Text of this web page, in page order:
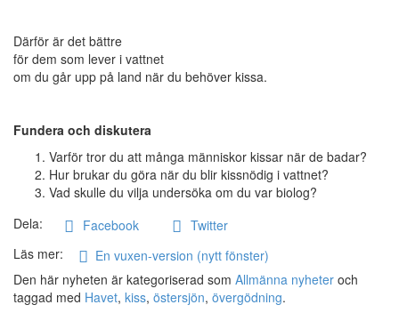
Därför är det bättre
för dem som lever i vattnet
om du går upp på land när du behöver kissa.
Fundera och diskutera
Varför tror du att många människor kissar när de badar?
Hur brukar du göra när du blir kissnödig i vattnet?
Vad skulle du vilja undersöka om du var biolog?
Dela:
Facebook
Twitter
Läs mer:
En vuxen-version (nytt fönster)
Den här nyheten är kategoriserad som Allmänna nyheter och
taggad med Havet, kiss, östersjön, övergödning.